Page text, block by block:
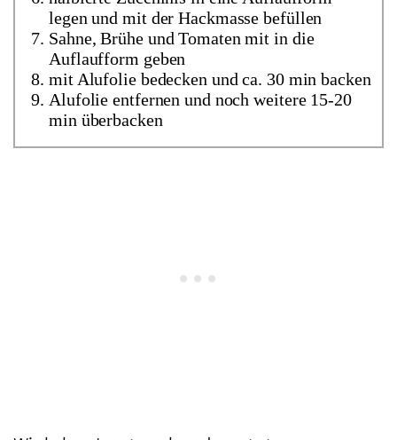
legen und mit der Hackmasse befüllen
Sahne, Brühe und Tomaten mit in die
Auflaufform geben
mit Alufolie bedecken und ca. 30 min backen
Alufolie entfernen und noch weitere 15-20
min überbacken